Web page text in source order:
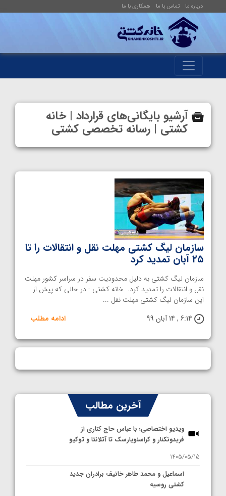
درباره ما تماس با ما همکاری با ما
آرشیو بایگانی‌های قرارداد | خانه
کشتی | رسانه تخصصی کشتی
سازمان لیگ کشتی مهلت نقل و انتقالات را تا
۲۵ آبان تمدید کرد
سازمان لیگ کشتی به دلیل محدودیت سفر در سراسر کشور مهلت
نقل ‌و انتقالات را تمدید کرد. خانه کشتی - در حالی که پیش از
این سازمان لیگ کشتی مهلت نقل ...
6:14 , 14 آبان 99
ادامه مطلب
آخرین مطالب
ویدیو اختصاصی؛ با عباس حاج کناری از
فریدونکنار و کراسنویارسک تا آتلانتا و توکیو
1405/05/15
اسماعیل و محمد طاهر خانیف برادران جدید
کشتی روسیه